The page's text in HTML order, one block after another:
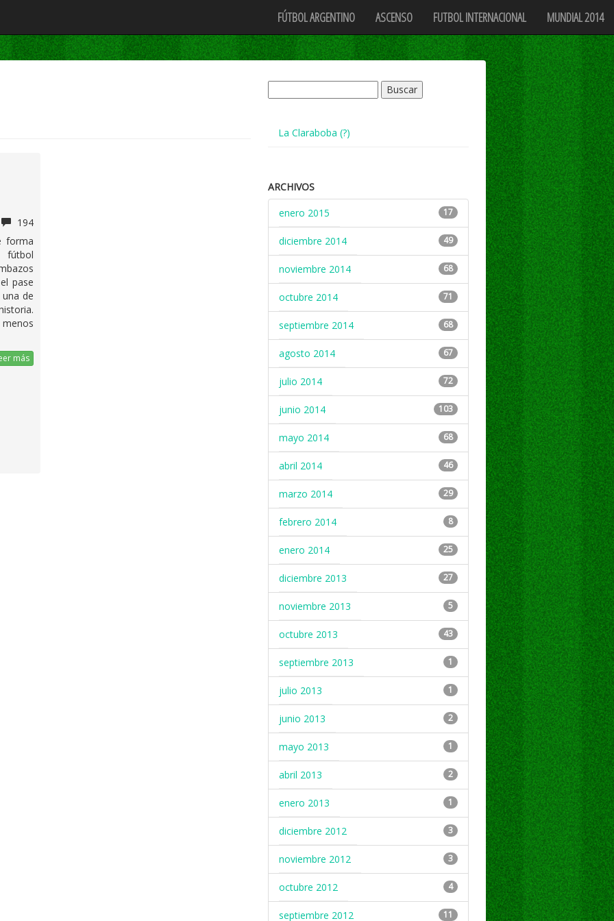
FÚTBOL ARGENTINO ASCENSO FUTBOL INTERNACIONAL MUNDIAL 2014
194
forma
fútbol
pase
de
más
La Claraboba (?)
ARCHIVOS
enero 2015
17
diciembre 2014 49
noviembre 2014 68
octubre 2014 71
septiembre 2014 68
agosto 2014 67
julio 2014 72
junio 2014 103
mayo 2014 68
abril 2014 46
marzo 2014 29
febrero 2014 8
enero 2014 25
diciembre 2013 27
noviembre 2013 5
octubre 2013 43
septiembre 2013 1
julio 2013 1
junio 2013 2
mayo 2013 1
abril 2013 2
enero 2013 1
diciembre 2012 3
noviembre 2012 3
octubre 2012 4
septiembre 2012 11